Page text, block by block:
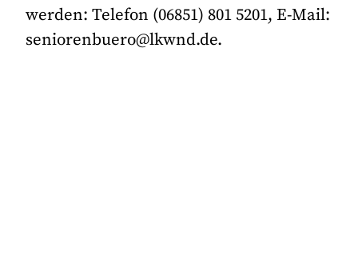
werden: Telefon (06851) 801 5201, E-Mail:
seniorenbuero@lkwnd.de.